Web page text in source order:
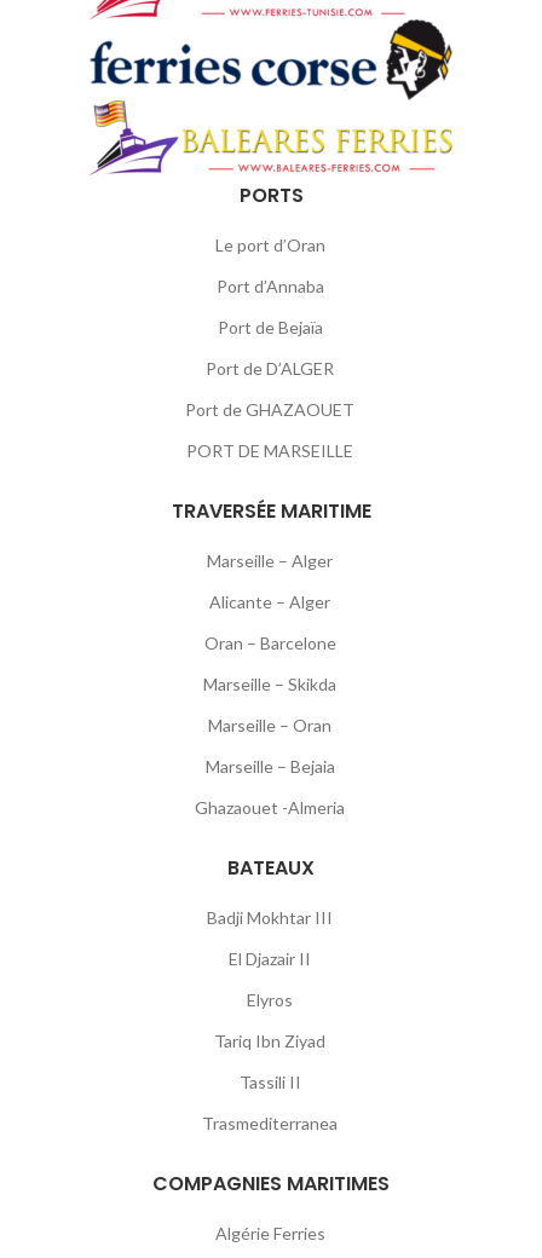
PORTS
Le port d’Oran
Port d’Annaba
Port de Bejaïa
Port de D’ALGER
Port de GHAZAOUET
PORT DE MARSEILLE
TRAVERSÉE MARITIME
Marseille – Alger
Alicante – Alger
Oran – Barcelone
Marseille – Skikda
Marseille – Oran
Marseille – Bejaia
Ghazaouet -Almeria
BATEAUX
Badji Mokhtar III
El Djazair II
Elyros
Tariq Ibn Ziyad
Tassili II
Trasmediterranea
COMPAGNIES MARITIMES
Algérie Ferries